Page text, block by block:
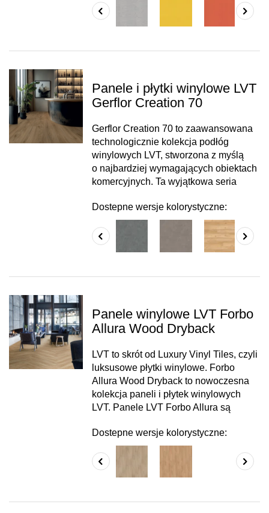
Panele i płytki winylowe LVT
Gerflor Creation 70
Gerflor Creation 70 to zaawansowana
technologicznie kolekcja podłóg
winylowych LVT, stworzona z myślą
o najbardziej wymagających obiektach
komercyjnych. Ta wyjątkowa seria
Dostepne wersje kolorystyczne:
Panele winylowe LVT Forbo
Allura Wood Dryback
LVT to skrót od Luxury Vinyl Tiles, czyli
luksusowe płytki winylowe. Forbo
Allura Wood Dryback to nowoczesna
kolekcja paneli i płytek winylowych
LVT. Panele LVT Forbo Allura są
Dostepne wersje kolorystyczne: